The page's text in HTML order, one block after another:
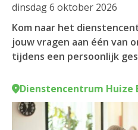
dinsdag 6 oktober 2026
Kom naar het
jouw vragen aan één van
tijdens een persoonlijk
Dienstencentrum Huize